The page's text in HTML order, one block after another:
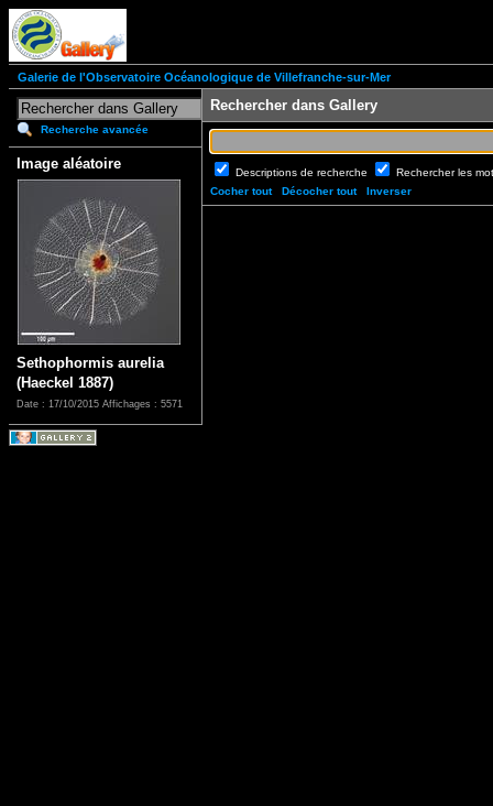
Galerie de l'Observatoire Océanologique de Villefranche-sur-Mer
Recherche avancée
Image aléatoire
Sethophormis aurelia
(Haeckel 1887)
Date : 17/10/2015 Affichages : 5571
Rechercher dans Gallery
Descriptions de recherche
Rechercher les
Cocher tout
Décocher tout Inverser